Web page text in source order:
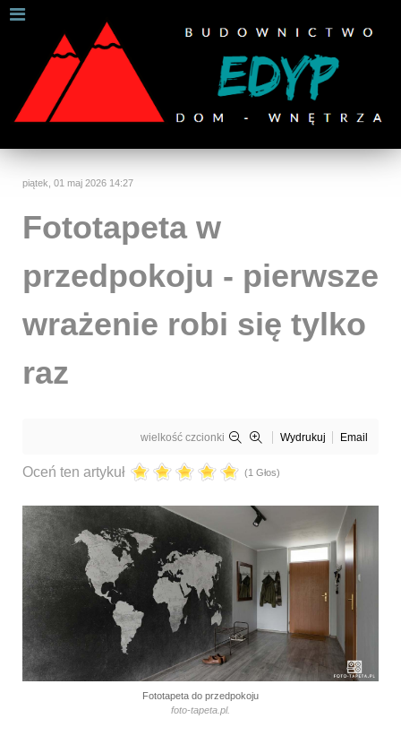
piątek, 01 maj 2026 14:27
Fototapeta w
przedpokoju - pierwsze
wrażenie robi się tylko
raz
wielkość czcionki Wydrukuj Email
Oceń ten artykuł (1 Głos)
Fototapeta do przedpokoju
foto-tapeta.pl.
W celu zapewnienia jak najlepszych usług online, ta
strona korzysta z plików cookies.
Jeśli korzystasz z naszej strony internetowej, wyrażasz zgodę na
używanie naszych plików cookies.Dalsze informacje
Rozumiem